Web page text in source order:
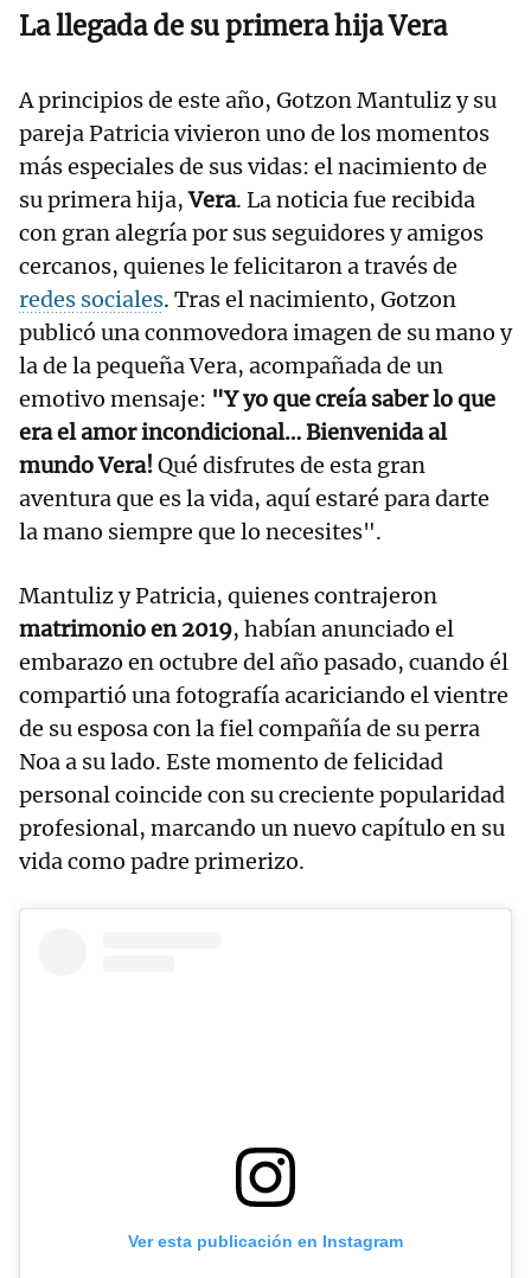
La llegada de su primera hija Vera
A principios de este año, Gotzon Mantuliz y su
pareja Patricia vivieron uno de los momentos
más especiales de sus vidas: el nacimiento de
su primera hija,Vera. La noticia fue recibida
con gran alegría por sus seguidores y amigos
cercanos, quienes le felicitaron a través de
redes sociales. Tras el nacimiento, Gotzon
publicó una conmovedora imagen de su mano y
la de la pequeña Vera, acompañada de un
emotivo mensaje: "Y yo que creía saber lo que
era el amor incondicional… Bienvenida al
mundo Vera!Qué disfrutes de esta gran
aventura que es la vida, aquí estaré para darte
la mano siempre que lo necesites".
Mantuliz y Patricia, quienes contrajeron
matrimonio en 2019, habían anunciado el
embarazo en octubre del año pasado, cuando él
compartió una fotografía acariciando el vientre
de su esposa con la fiel compañía de su perra
Noa a su lado. Este momento de felicidad
personal coincide con su creciente popularidad
profesional, marcando un nuevo capítulo en su
vida como padre primerizo.
Ver esta publicación en Instagram